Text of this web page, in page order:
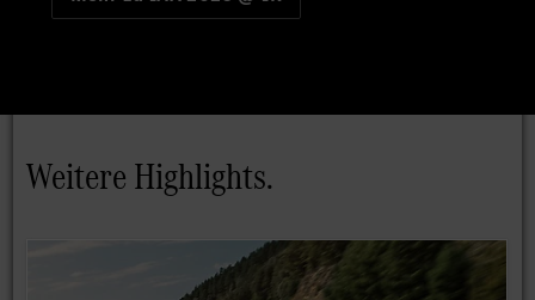
Weitere Highlights.